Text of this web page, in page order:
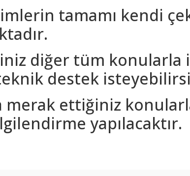
tamamı kendi
diğer tüm konularla
destek
merak ettiğiniz
yapılacaktır.